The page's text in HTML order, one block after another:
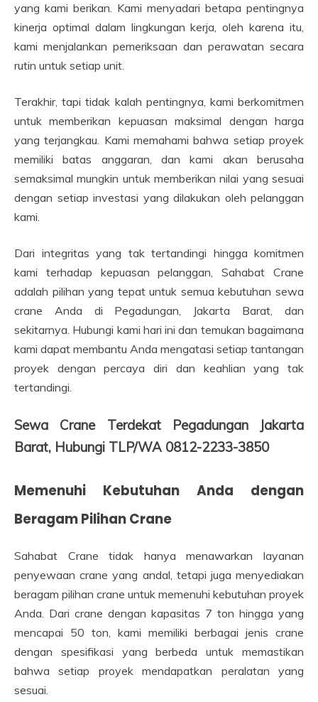
yang kami berikan. Kami menyadari betapa pentingnya
kinerja optimal dalam lingkungan kerja, oleh karena itu,
kami menjalankan pemeriksaan dan perawatan secara
rutin untuk setiap unit.
Terakhir, tapi tidak kalah pentingnya, kami berkomitmen
untuk memberikan kepuasan maksimal dengan harga
yang terjangkau. Kami memahami bahwa setiap proyek
memiliki batas anggaran, dan kami akan berusaha
semaksimal mungkin untuk memberikan nilai yang sesuai
dengan setiap investasi yang dilakukan oleh pelanggan
kami.
Dari integritas yang tak tertandingi hingga komitmen
kami terhadap kepuasan pelanggan, Sahabat Crane
adalah pilihan yang tepat untuk semua kebutuhan sewa
crane Anda di Pegadungan, Jakarta Barat, dan
sekitarnya. Hubungi kami hari ini dan temukan bagaimana
kami dapat membantu Anda mengatasi setiap tantangan
proyek dengan percaya diri dan keahlian yang tak
tertandingi.
Sewa Crane Terdekat Pegadungan Jakarta
Barat, Hubungi TLP/WA 0812-2233-3850
Memenuhi Kebutuhan Anda dengan
Beragam Pilihan Crane
Sahabat Crane tidak hanya menawarkan layanan
penyewaan crane yang andal, tetapi juga menyediakan
beragam pilihan crane untuk memenuhi kebutuhan proyek
Anda. Dari crane dengan kapasitas 7 ton hingga yang
mencapai 50 ton, kami memiliki berbagai jenis crane
dengan spesifikasi yang berbeda untuk memastikan
bahwa setiap proyek mendapatkan peralatan yang
sesuai.